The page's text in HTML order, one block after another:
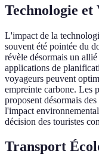
Technologie et
L'impact de la
souvent été pointée du
révèle désormais un
applications de
voyageurs peuvent
empreinte carbone. Les
proposent désormais
l'impact
décision des touristes
Transport